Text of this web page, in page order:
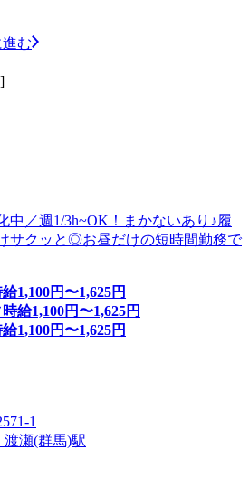
む
中／週1/3h~OK！まかないあり♪履
サクッと◎お昼だけの短時間勤務で
給1,100円〜1,625円
時給1,100円〜1,625円
給1,100円〜1,625円
1
瀬(群馬)駅